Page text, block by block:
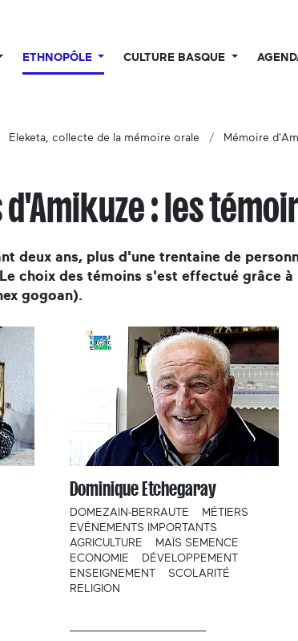
ETHNOPÔLE CULTURE BASQUE
Eleketa, collecte de la mémoire orale Mémoire
d'Amikuze : les
deux ans, plus d'une trentaine de
choix des témoins s'est effectué grâce
gogoan).
Dominique Etchegaray
DOMEZAIN-BERRAUTE
MÉTIERS
EVÉNEMENTS IMPORTANTS
AGRICULTURE
MAÏS SEMENCE
ECONOMIE
DÉVELOPPEMENT
ENSEIGNEMENT
SCOLARITÉ
RELIGION